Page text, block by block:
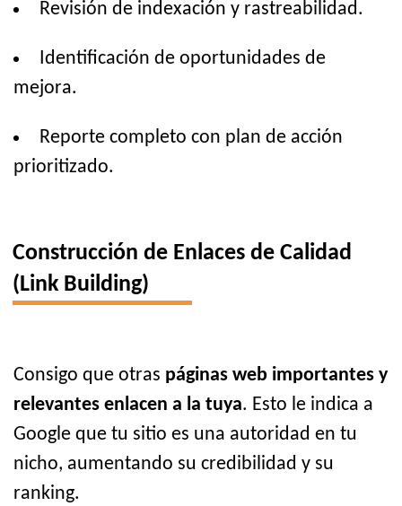
Revisión de indexación y rastreabilidad.
Identificación de oportunidades de
mejora.
Reporte completo con plan de acción
prioritizado.
Construcción de Enlaces de Calidad
(Link Building)
Consigo que otras páginas web importantes y
relevantes enlacen a la tuya. Esto le indica a
Google que tu sitio es una autoridad en tu
nicho, aumentando su credibilidad y su
ranking.